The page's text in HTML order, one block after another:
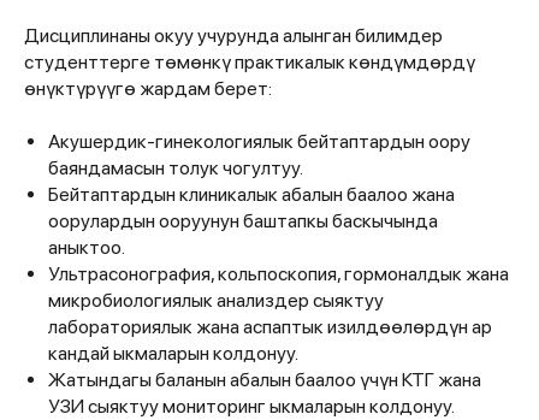
Дисциплинаны окуу учурунда алынган билимдер
студенттерге төмөнкү практикалык көндүмдөрдү
өнүктүрүүгө жардам берет:
Акушердик-гинекологиялык бейтаптардын оору
баяндамасын толук чогултуу.
Бейтаптардын клиникалык абалын баалоо жана
оорулардын ооруунун баштапкы баскычында
аныктоо.
Ультрасонография, кольпоскопия, гормоналдык жана
микробиологиялык анализдер сыяктуу
лабораториялык жана аспаптык изилдөөлөрдүн ар
кандай ыкмаларын колдонуу.
Жатындагы баланын абалын баалоо үчүн КТГ жана
УЗИ сыяктуу мониторинг ыкмаларын колдонуу.